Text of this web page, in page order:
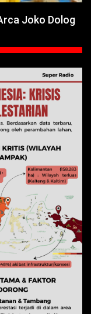
Joko Dolog